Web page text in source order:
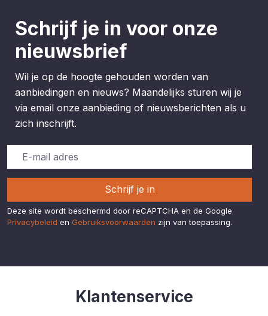
Schrijf je in voor onze
nieuwsbrief
Wil je op de hoogte gehouden worden van
aanbiedingen en nieuws? Maandelijks sturen wij je
via email onze aanbieding of nieuwsberichten als u
zich inschrijft.
Schrijf je in
Deze site wordt beschermd door reCAPTCHA en de Google
Privacybeleid en Gebruiksvoorwaarden zijn van toepassing.
Klantenservice